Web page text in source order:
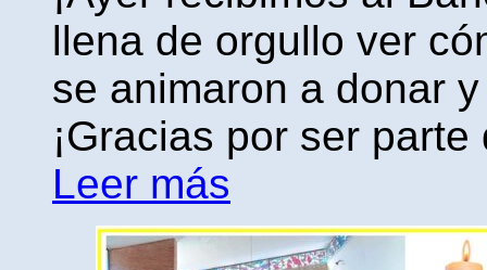
llena de orgullo ver
se animaron a donar
¡Gracias por ser
Leer más